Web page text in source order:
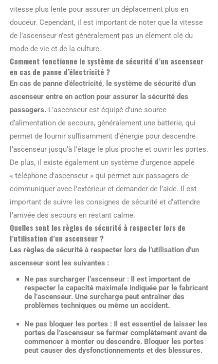
vitesse plus lente pour assurer un déplacement plus en
douceur. Cependant, il est important de noter que la vitesse
de l’ascenseur n’est généralement pas un élément clé du
mode de vie et de la culture.
Comment fonctionne le système de sécurité d’un ascenseur
en cas de panne d’électricité ?
En cas de panne d’électricité, le système de sécurité d’un
ascenseur entre en action pour assurer la sécurité des
passagers. L’ascenseur est équipé d’une source
d’alimentation de secours, généralement une batterie, qui
permet de fournir suffisamment d’énergie pour descendre
l’ascenseur jusqu’à l’étage le plus proche et ouvrir les portes.
De plus, il existe également un système d’urgence appelé
« téléphone d’ascenseur » qui permet aux passagers de
communiquer avec l’extérieur et demander de l’aide. Il est
important de suivre les consignes de sécurité et d’attendre
l’arrivée des secours en restant calme.
Quelles sont les règles de sécurité à respecter lors de
l’utilisation d’un ascenseur ?
Les règles de sécurité à respecter lors de l’utilisation d’un
ascenseur sont les suivantes :
Ne pas surcharger l’ascenseur : Il est important de
respecter la capacité maximale indiquée par le fabricant
de l’ascenseur. Une surcharge peut entraîner des
problèmes techniques ou même un accident.
Ne pas bloquer les portes : Il est essentiel de laisser les
portes de l’ascenseur se fermer complètement avant de
commencer à monter ou descendre. Bloquer les portes
peut causer des dysfonctionnements et des blessures.